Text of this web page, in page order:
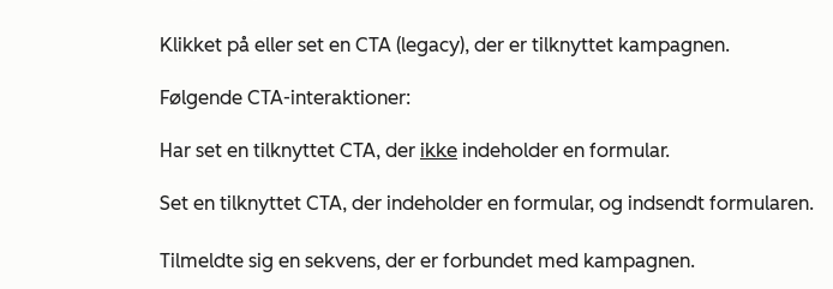
Klikket på eller set en CTA (legacy), der er tilknyttet kampagnen.
Følgende CTA-interaktioner:
Har set en tilknyttet CTA, der ikke indeholder en formular.
Set en tilknyttet CTA, der indeholder en formular, og indsendt formularen.
Tilmeldte sig en sekvens, der er forbundet med kampagnen.